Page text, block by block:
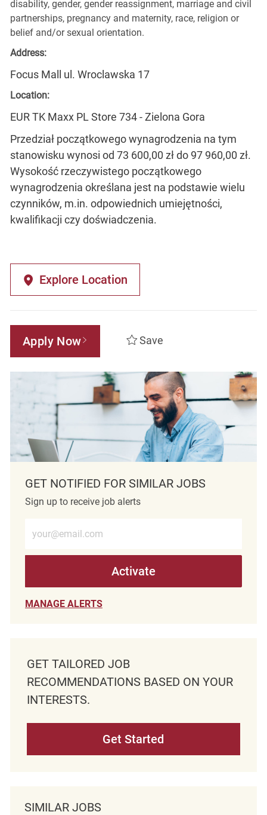
disability, gender, gender reassignment, marriage and civil
partnerships, pregnancy and maternity, race, religion or
belief and/or sexual orientation.
Address:
Focus Mall ul. Wroclawska 17
Location:
EUR TK Maxx PL Store 734 - Zielona Gora
Przedział początkowego wynagrodzenia na tym
stanowisku wynosi od 73 600,00 zł do 97 960,00 zł.
Wysokość rzeczywistego początkowego
wynagrodzenia określana jest na podstawie wielu
czynników, m.in. odpowiednich umiejętności,
kwalifikacji czy doświadczenia.
Explore Location
Apply Now Save
GET NOTIFIED FOR SIMILAR JOBS
Sign up to receive job alerts
Activate
MANAGE ALERTS
GET TAILORED JOB
RECOMMENDATIONS BASED ON YOUR
INTERESTS.
Get Started
SIMILAR JOBS